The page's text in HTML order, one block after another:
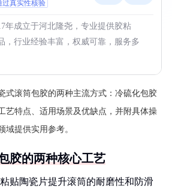
过真实性核验
年成立于河北隆尧，专业提供胶粘
，行业经验丰富，权威可靠，服务多
式滚筒包胶的两种主流方式：冷硫化包胶
艺特点、适用场景及优缺点，并附具体操
域提供实用参考。
胶的两种核心工艺
贴陶瓷片提升滚筒的耐磨性和防滑